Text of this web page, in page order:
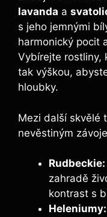
lavanda a
s jeho jemnými
harmonický pocit
Vybírejte rostliny,
tak výškou,
hloubky.
Mezi další skvělé
nevěstiným
Rudbeckie:
zahradě
kontrast s
Heleniumy: